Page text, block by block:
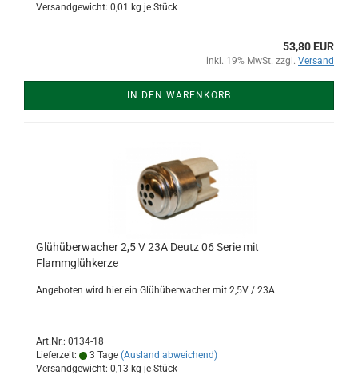
Versandgewicht: 0,01 kg je Stück
53,80 EUR
inkl. 19% MwSt. zzgl. Versand
IN DEN WARENKORB
Glühüberwacher 2,5 V 23A Deutz 06 Serie mit
Flammglühkerze
Angeboten wird hier ein Glühüberwacher mit 2,5V / 23A.
Art.Nr.: 0134-18
Lieferzeit:
3 Tage (Ausland abweichend)
Versandgewicht: 0,13 kg je Stück